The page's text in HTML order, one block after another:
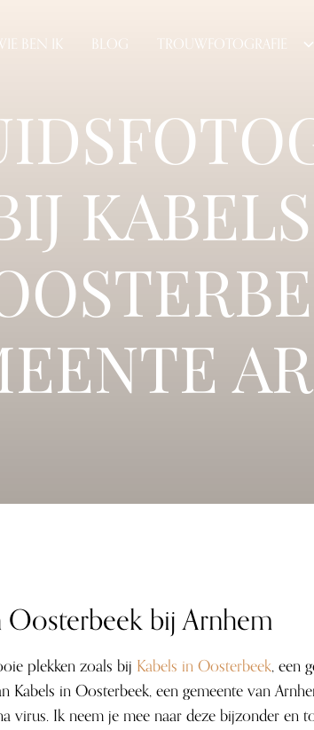
BEN IK BLOG TROUWFOTOGRAFIE
bij Arnhem
plekken zoals bij Kabels in Oosterbeek, een
Kabels in Oosterbeek, een gemeente van
virus. Ik neem je mee naar deze bijzonder en